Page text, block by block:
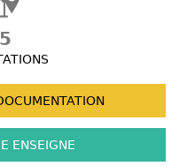
ENSEIGNE